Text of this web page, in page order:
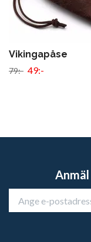
Vikingapåse
79:- 49:-